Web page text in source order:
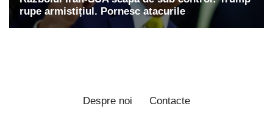
Despre noi Contacte